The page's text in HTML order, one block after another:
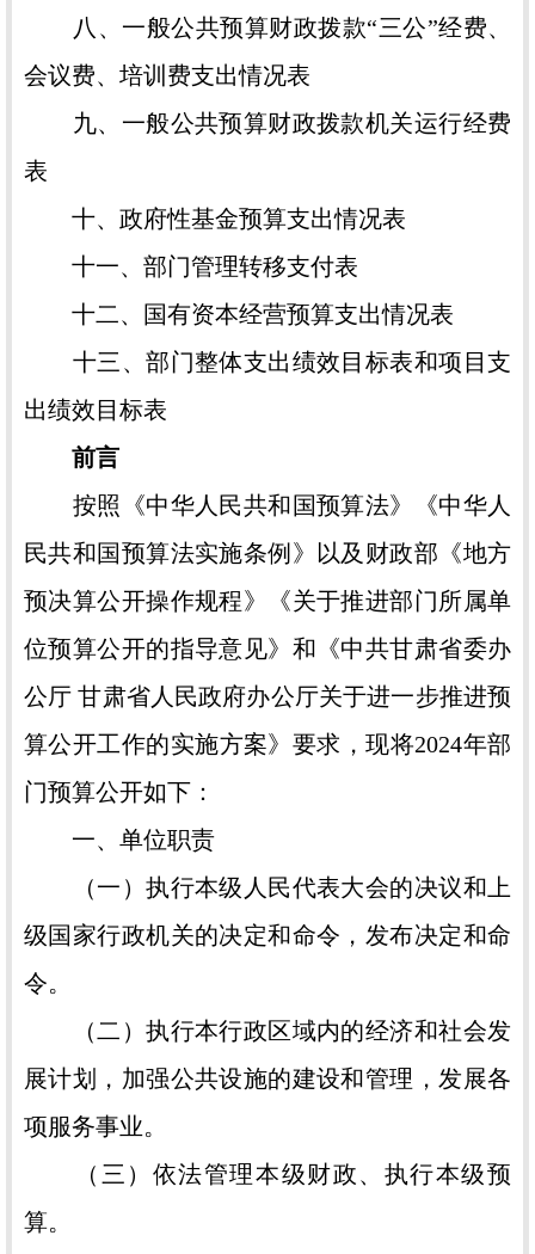
八、一般公共预算财政拨款“三公”经费、
会议费、培训费支出情况表
九、一般公共预算财政拨款机关运行经费
表
十、政府性基金预算支出情况表
十一、部门管理转移支付表
十二、国有资本经营预算支出情况表
十三、部门整体支出绩效目标表和项目支
出绩效目标表
前言
按照《中华人民共和国预算法》《中华人
民共和国预算法实施条例》以及财政部《地方
预决算公开操作规程》《关于推进部门所属单
位预算公开的指导意见》和《中共甘肃省委办
公厅 甘肃省人民政府办公厅关于进一步推进预
算公开工作的实施方案》要求，现将2024年部
门预算公开如下：
一、单位职责
（一）执行本级人民代表大会的决议和上
级国家行政机关的决定和命令，发布决定和命
令。
（二）执行本行政区域内的经济和社会发
展计划，加强公共设施的建设和管理，发展各
项服务事业。
（三）依法管理本级财政、执行本级预
算。